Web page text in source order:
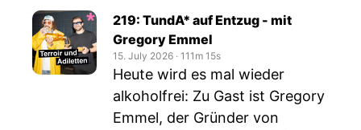
219: TundA* auf Entzug - mit
Gregory Emmel
15. July 2026 ‧ 111m 15s
Heute wird es mal wieder
alkoholfrei: Zu Gast ist Gregory
Emmel, der Gründer von